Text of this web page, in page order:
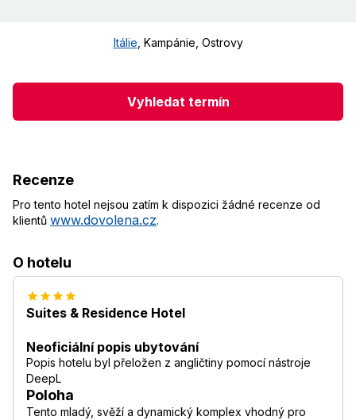
Itálie Kampánie, Ostrovy
Vyhledat termín
Recenze
Pro tento hotel nejsou zatím k dispozici žádné recenze od
klientů www.dovolena.cz.
O hotelu
Suites & Residence Hotel
Neoficiální popis ubytování
Popis hotelu byl přeložen z angličtiny pomocí nástroje
DeepL
Poloha
Tento mladý, svěží a dynamický komplex vhodný pro